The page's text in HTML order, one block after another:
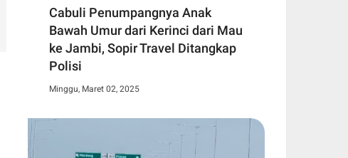
Cabuli Penumpangnya Anak
Bawah Umur dari Kerinci dari Mau
ke Jambi, Sopir Travel Ditangkap
Polisi
Minggu, Maret 02, 2025